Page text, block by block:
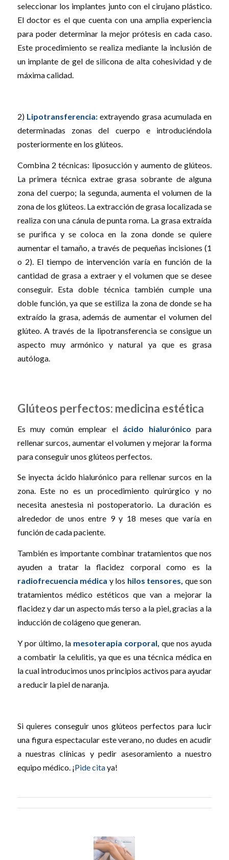
seleccionar los implantes junto con el cirujano plástico.
El doctor es el que cuenta con una amplia experiencia
para poder determinar la mejor prótesis en cada caso.
Este procedimiento se realiza mediante la inclusión de
un implante de gel de silicona de alta cohesividad y de
máxima calidad.
2) Lipotransferencia:extrayendo grasa acumulada en
determinadas zonas del cuerpo e introduciéndola
posteriormente en los glúteos.
Combina 2 técnicas: liposucción y aumento de glúteos.
La primera técnica extrae grasa sobrante de alguna
zona del cuerpo; la segunda, aumenta el volumen de la
zona de los glúteos. La extracción de grasa localizada se
realiza con una cánula de punta roma. La grasa extraída
se purifica y se coloca en la zona donde se quiere
aumentar el tamaño, a través de pequeñas incisiones (1
o 2). El tiempo de intervención varía en función de la
cantidad de grasa a extraer y el volumen que se desee
conseguir. Esta doble técnica también cumple una
doble función, ya que se estiliza la zona de donde se ha
extraído la grasa, además de aumentar el volumen del
glúteo. A través de la lipotransferencia se consigue un
aspecto muy armónico y natural ya que es grasa
autóloga.
Glúteos perfectos: medicina estética
Es muy común emplear elácido hialurónico para
rellenar surcos, aumentar el volumen y mejorar la forma
para conseguir unos glúteos perfectos.
Se inyecta ácido hialurónico para rellenar surcos en la
zona. Este no es un procedimiento quirúrgico y no
necesita anestesia ni postoperatorio. La duración es
alrededor de unos entre 9 y 18 meses que varía en
función de cada paciente.
También es importante combinar tratamientos que nos
ayuden a tratar la flacidez corporal como es la
radiofrecuencia médica y los hilos tensores, que son
tratamientos médico estéticos que van a mejorar la
flacidez y dar un aspecto más terso a la piel, gracias a la
inducción de colágeno que generan.
Y por último, la mesoterapia corporal,que nos ayuda
a combatir la celulitis, ya que es una técnica médica en
la cual introducimos unos principios activos para ayudar
a reducir la piel de naranja.
Si quieres conseguir unos glúteos perfectos para lucir
una figura espectacular este verano, no dudes en acudir
a nuestras clínicas y pedir asesoramiento a nuestro
equipo médico. ¡Pide citaya!